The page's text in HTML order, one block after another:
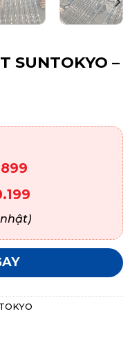
SUNTOKYO –